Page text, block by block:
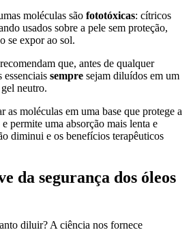
moléculas são fototóxicas: cítricos
usados sobre a pele sem proteção,
se expor ao sol.
que, antes de qualquer
essenciais sempre sejam diluídos em um
neutro.
as moléculas em uma base que protege a
permite uma absorção mais lenta e
diminui e os benefícios terapêuticos
da segurança dos óleos
diluir? A ciência nos fornece